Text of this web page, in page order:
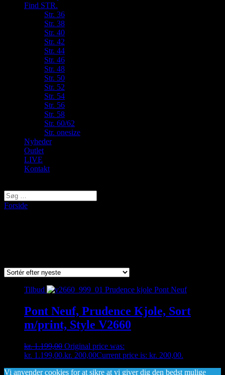
Find STR.
Str. 36
Str. 38
Str. 40
Str. 42
Str. 44
Str. 46
Str. 48
Str. 50
Str. 52
Str. 54
Str. 56
Str. 58
Str. 60/62
Str. onesize
Nyheder
Outlet
LIVE
Kontakt
Forside
Tilbud
Pont Neuf, Prudence Kjole, Sort
m/print, Style V2660
kr.1.199,00 Original price was:
kr. 1.199,00.kr. 200,00Current price is: kr. 200,00.
Vi anvender cookies for at sikre at vi giver dig den bedst mulige